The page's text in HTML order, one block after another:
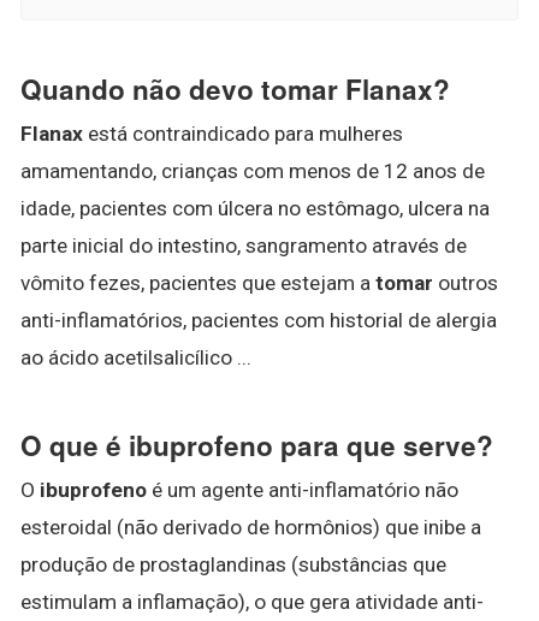
Quando não devo tomar Flanax?
Flanax está contraindicado para mulheres
amamentando, crianças com menos de 12 anos de
idade, pacientes com úlcera no estômago, ulcera na
parte inicial do intestino, sangramento através de
vômito fezes, pacientes que estejam a tomar outros
anti-inflamatórios, pacientes com historial de alergia
ao ácido acetilsalicílico ...
O que é ibuprofeno para que serve?
O ibuprofeno é um agente anti-inflamatório não
esteroidal (não derivado de hormônios) que inibe a
produção de prostaglandinas (substâncias que
estimulam a inflamação), o que gera atividade anti-